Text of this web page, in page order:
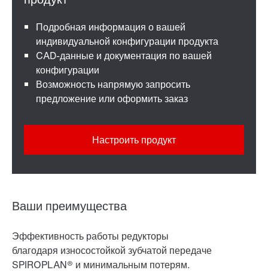
Подробная информация о вашей
индивидуальной конфигурации продукта
CAD-данные и документация по вашей
конфигурации
Возможность напрямую запросить
предложение или оформить заказ
Настроить продукт
Ваши преимущества
Эффективность работы редукторы
благодаря износостойкой зубчатой передаче
SPIROPLAN® и минимальным потерям.